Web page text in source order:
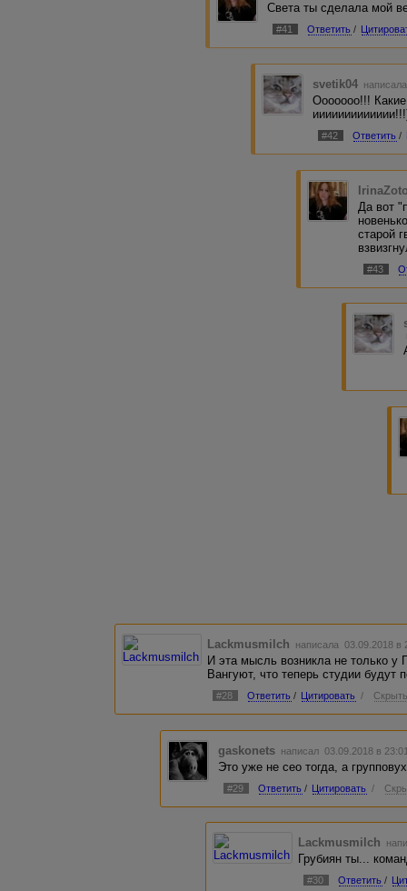
Света ты сделала мой
#41 Ответить /
svetik04
Ооооооо!!!
#42 Ответить /
Да вот
старой
#43
Lackmusmilch написала 03.09.2018
И эта мысль возникла не только у
Вангуют, что теперь студии будут
#28 Ответить / Цитировать /
gaskonets написал 03.09.2018 в
Это уже не сео тогда, а
#29 Ответить / Цитировать /
Lackmusmilch
Грубиян ты...
#30 Ответить /